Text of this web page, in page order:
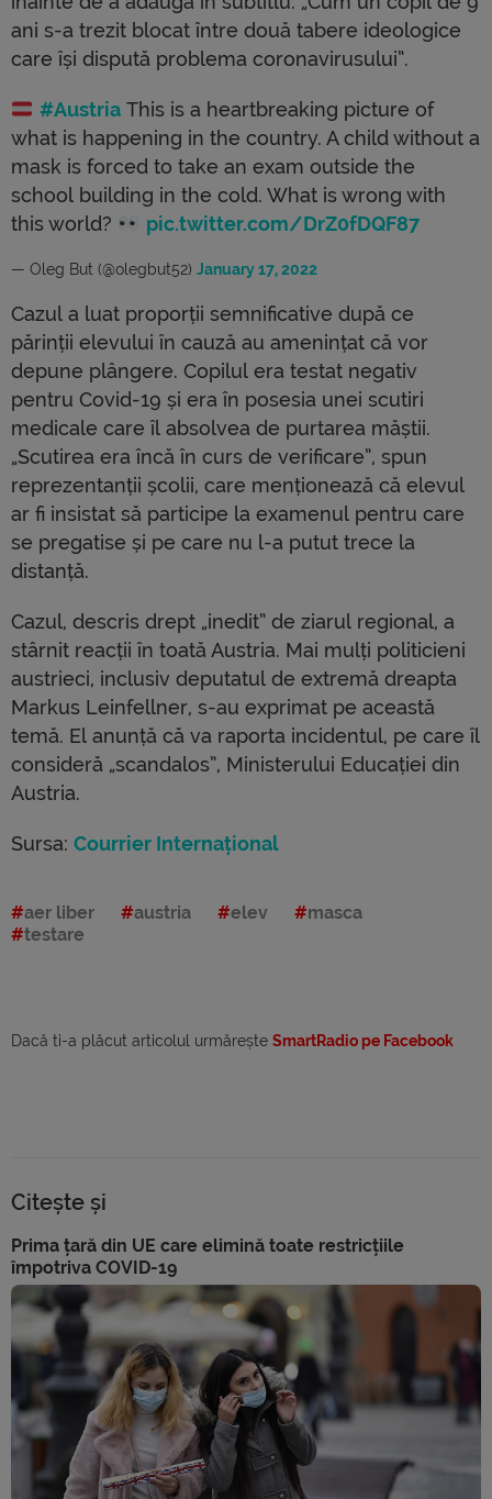
ani s-a trezit blocat între două tabere ideologice
care își dispută problema coronavirusului”.
#AustriaThis is a heartbreaking picture of
what is happening in the country. A child without a
mask is forced to take an exam outside the
school building in the cold. What is wrong with
this world?
pic.twitter.com/DrZ0fDQF87
— Oleg But (@olegbut52) January 17, 2022
Cazul a luat proporții semnificative după ce
părinții elevului în cauză au amenințat că vor
depune plângere. Copilul era testat negativ
pentru Covid-19 și era în posesia unei scutiri
medicale care îl absolvea de purtarea măștii.
„Scutirea era încă în curs de verificare”, spun
reprezentanții școlii, care menționează că elevul
ar fi insistat să participe la examenul pentru care
se pregatise și pe care nu l-a putut trece la
distanță.
Cazul, descris drept „inedit” de ziarul regional, a
stârnit reacții în toată Austria. Mai mulți politicieni
austrieci, inclusiv deputatul de extremă dreapta
Markus Leinfellner, s-au exprimat pe această
temă. El anunță că va raporta incidentul, pe care îl
consideră „scandalos”, Ministerului Educației din
Austria.
Sursa: Courrier Internațional
aer liber austria elev
masca
testare
Dacă ti-a plăcut articolul urmărește SmartRadio pe Facebook
Citește și
Prima țară din UE care elimină toate restricțiile
împotriva COVID-19